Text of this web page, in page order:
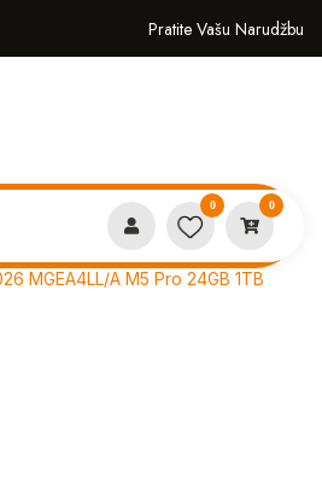
Pratite Vašu Narudžbu
0 0
MGEA4LL/A M5 Pro 24GB 1TB